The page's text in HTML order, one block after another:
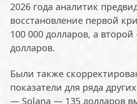
2026 года аналитик
восстановление первой
100 000 долларов, а
долларов.
Были также
показатели для ряда
— Solana — 135 долларов